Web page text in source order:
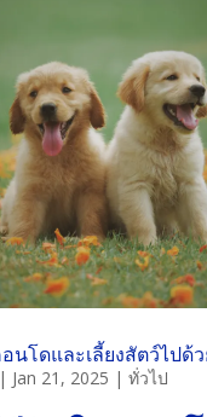
นโดและเลี้ยงสัตว์ไปด้
| Jan 21, 2025 | ทั่วไป